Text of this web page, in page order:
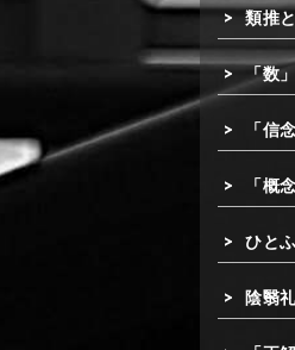
類推
「数
「信
「概
ひと
陰翳